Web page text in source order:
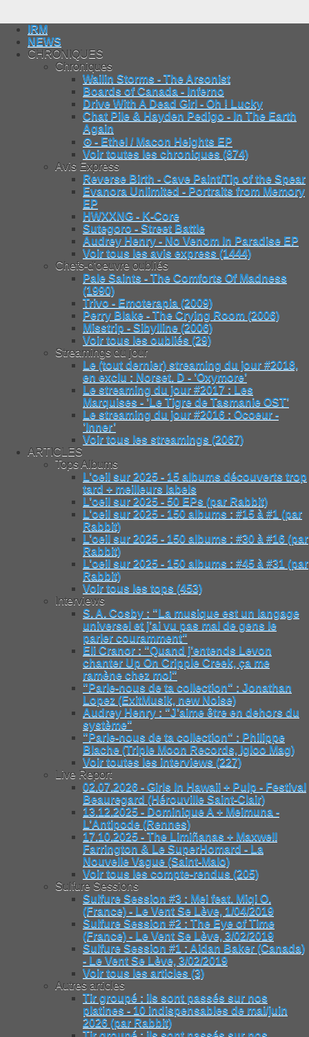
IRM
NEWS
CHRONIQUES
Chroniques
Wailin Storms - The Arsonist
Boards of Canada - Inferno
Drive With A Dead Girl - Oh ! Lucky
Chat Pile & Hayden Pedigo - In The Earth
Again
⊙ - Ethel / Macon Heights EP
Voir toutes les chroniques (874)
Avis Express
Reverse Birth - Cave Paint/Tip of the Spear
Evanora Unlimited - Portraits from Memory
EP
HWXXNG - K-Core
Sutegoro - Street Battle
Audrey Henry - No Venom In Paradise EP
Voir tous les avis express (1444)
Chefs-d'oeuvre oubliés
Pale Saints - The Comforts Of Madness
(1990)
Trivo - Emoterapia (2009)
Perry Blake - The Crying Room (2006)
Misstrip - Sibylline (2006)
Voir tous les oubliés (29)
Streamings du jour
Le (tout dernier) streaming du jour #2018,
en exclu : Norset. D - ’Oxymore’
Le streaming du jour #2017 : Les
Marquises - ’Le Tigre de Tasmanie OST’
Le streaming du jour #2016 : Ocoeur -
’Inner’
Voir tous les streamings (2067)
ARTICLES
Tops Albums
L’oeil sur 2025 - 15 albums découverts trop
tard + meilleurs labels
L’oeil sur 2025 - 50 EPs (par Rabbit)
L’oeil sur 2025 - 150 albums : #15 à #1 (par
Rabbit)
L’oeil sur 2025 - 150 albums : #30 à #16 (par
Rabbit)
L’oeil sur 2025 - 150 albums : #45 à #31 (par
Rabbit)
Voir tous les tops (453)
Interviews
S. A. Cosby : "La musique est un langage
universel et j’ai vu pas mal de gens le
parler couramment"
Eli Cranor : "Quand j’entends Levon
chanter Up On Cripple Creek, ça me
ramène chez moi"
"Parle-nous de ta collection" : Jonathan
Lopez (ExitMusik, new Noise)
Audrey Henry : "J’aime être en dehors du
système"
"Parle-nous de ta collection" : Philippe
Blache (Triple Moon Records, Igloo Mag)
Voir toutes les interviews (227)
Live Report
02.07.2026 - Girls In Hawaii + Pulp - Festival
Beauregard (Hérouville Saint-Clair)
13.12.2025 - Dominique A + Meimuna -
L’Antipode (Rennes)
17.10.2025 - The Limiñanas + Maxwell
Farrington & Le SuperHomard - La
Nouvelle Vague (Saint-Malo)
Voir tous les compte-rendus (205)
Sulfure Sessions
Sulfure Session #3 : Mei feat. Miqi O.
(France) - Le Vent Se Lève, 1/04/2019
Sulfure Session #2 : The Eye of Time
(France) - Le Vent Se Lève, 3/02/2019
Sulfure Session #1 : Aidan Baker (Canada)
- Le Vent Se Lève, 3/02/2019
Voir tous les articles (3)
Autres articles
Tir groupé : ils sont passés sur nos
platines - 10 indispensables de mai/juin
2026 (par Rabbit)